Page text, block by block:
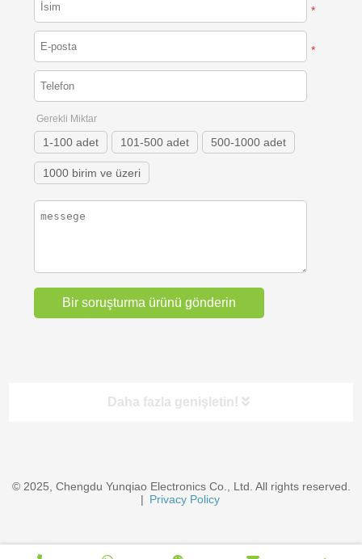
*
*
Gerekli Miktar
1-100 adet 101-500 adet 500-1000 adet
1000 birim ve üzeri
Daha fazla genişletin!
EV Chargers & Accessories
© 2025, Chengdu Yunqiao Electronics Co., Ltd. All rights reserved.
| Privacy Policy